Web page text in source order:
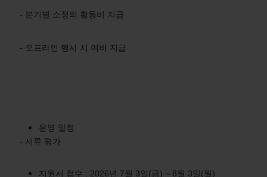
- 분기별 소정의 활동비 지급
- 오프라인 행사 시 여비 지급
운영 일정
- 서류 평가
지원서 접수 : 2026년 7월 3일(금) ~ 8월 3일(월)